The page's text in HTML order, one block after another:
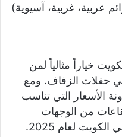
عربية، غربية، آسيوية)
خياراً مثالياً لمن
حفلات الزفاف. ومع
الأسعار التي تناسب
من الوجهات
المفضلة للمقبلين على الزواج في الكويت لعام 2025.